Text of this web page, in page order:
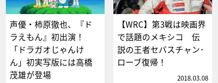
声優・柿原徹也、『ド
ラえもん』初出演！
「ドラガオじゃんけ
ん」初実写版には高橋
茂雄が登場
【WRC】第3戦は映画界
で話題のメキシコ 伝
説の王者セバスチャン･
ローブ復帰！
2018.03.08